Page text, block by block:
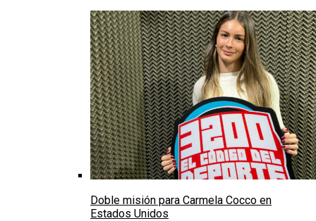
Doble misión para Carmela Cocco en
Estados Unidos